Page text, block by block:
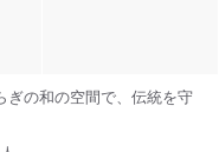
ぎの和の空間で、伝統を守